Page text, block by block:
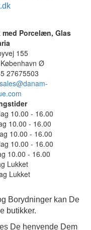
med Porcelæn, Glas
155
Ø
27675503
sales@danam-
10.00 - 16.00
10.00 - 16.00
10.00 - 16.00
10.00 - 16.00
10.00 - 16.00
Lukket
Lukket
Borydninger kan De
butikker.
De henvende Dem